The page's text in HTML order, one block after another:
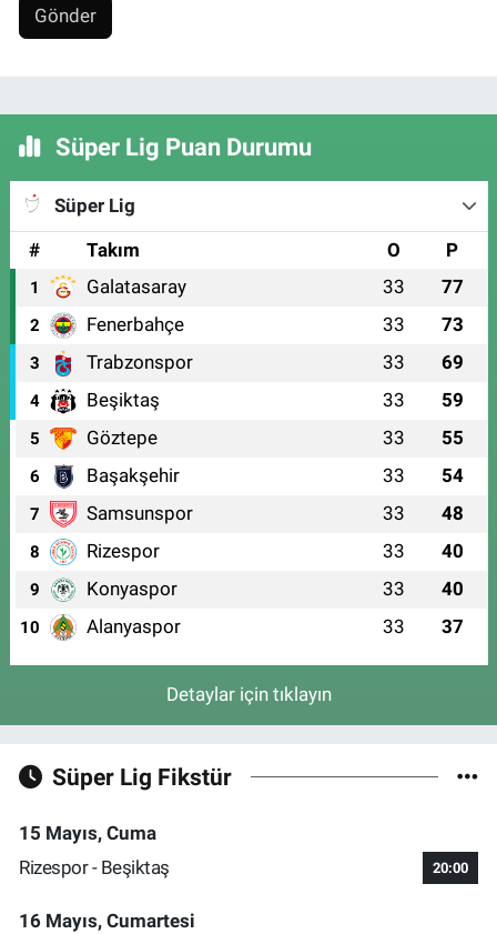
Gönder
Süper Lig Puan Durumu
Süper Lig
#
Takım O P
1 Galatasaray 33 77
2 Fenerbahçe 33 73
3 Trabzonspor 33 69
4 Beşiktaş 33 59
5 Göztepe 33 55
6 Başakşehir 33 54
7 Samsunspor 33 48
8 Rizespor 33 40
9 Konyaspor 33 40
10 Alanyaspor 33 37
Detaylar için tıklayın
Süper Lig Fikstür
15 Mayıs, Cuma
Rizespor - Beşiktaş
20:00
16 Mayıs, Cumartesi